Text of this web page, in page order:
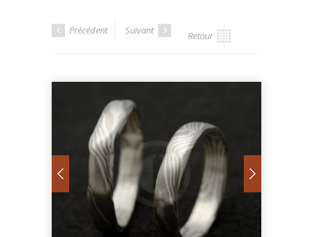
Précédent Suivant Retour